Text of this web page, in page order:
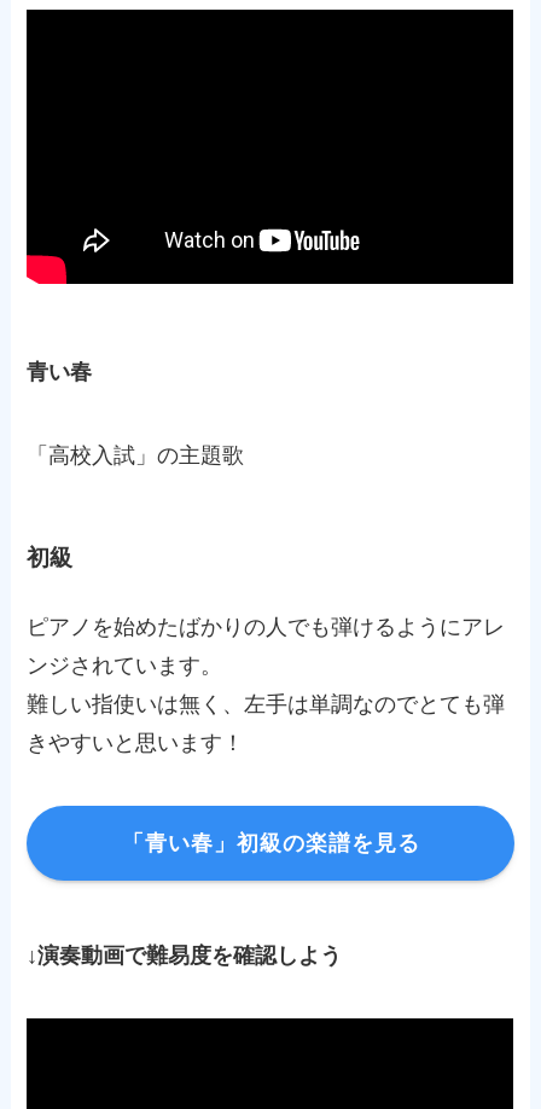
青い春
「高校入試」の主題歌
初級
ピアノを始めたばかりの人でも弾けるようにアレ
ンジされています。
難しい指使いは無く、左手は単調なのでとても弾
きやすいと思います！
「青い春」初級の楽譜を見る
↓演奏動画で難易度を確認しよう